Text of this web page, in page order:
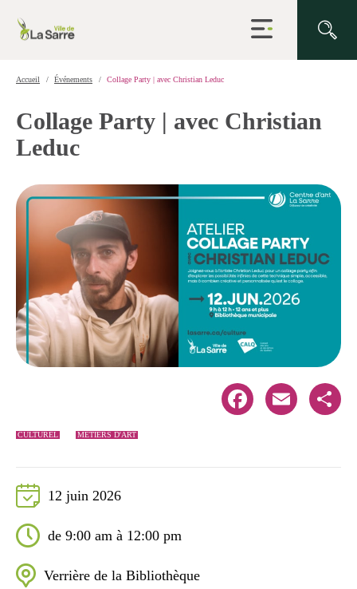
Ouvrir
la
Accueil Événements Collage Party | avec Christian Leduc
Collage Party | avec Christian
Leduc
CULTUREL MÉTIERS D'ART
Facebook Email Share
12 juin 2026
de 9:00 am à 12:00 pm
Verrière de la Bibliothèque